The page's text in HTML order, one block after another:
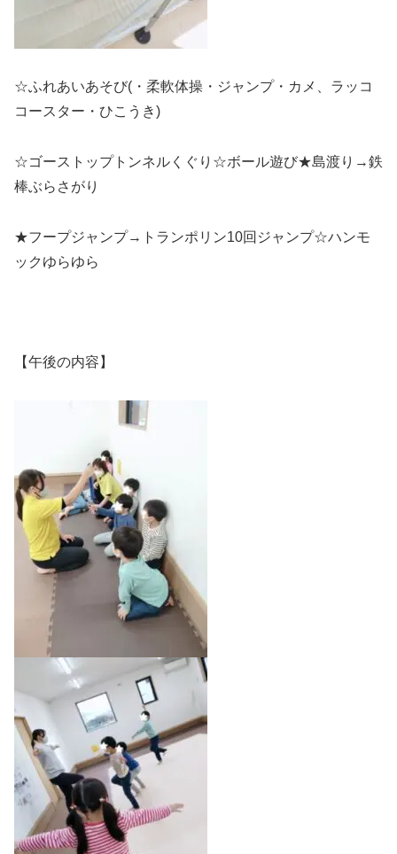
☆ふれあいあそび(・柔軟体操・ジャンプ・カメ、ラッコ
コースター・ひこうき)
☆ゴーストップトンネルくぐり☆ボール遊び★島渡り→鉄
棒ぶらさがり
★フープジャンプ→トランポリン10回ジャンプ☆ハンモ
ックゆらゆら
【午後の内容】